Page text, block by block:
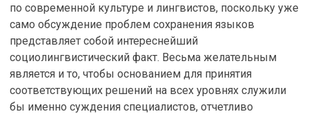
по современной культуре и лингвистов, поскольку уже
само обсуждение проблем сохранения языков
представляет собой интереснейший
социолингвистический факт. Весьма желательным
является и то, чтобы основанием для принятия
соответствующих решений на всех уровнях служили
бы именно суждения специалистов, отчетливо